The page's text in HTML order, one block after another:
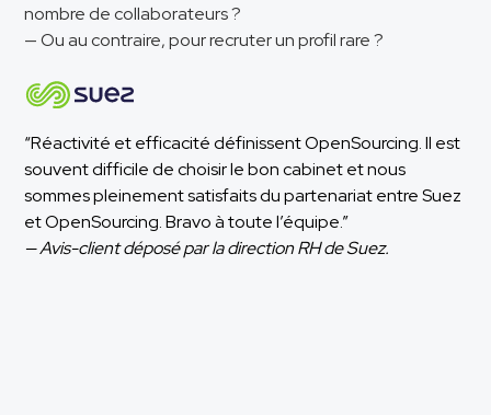
nombre de collaborateurs ?
— Ou au contraire, pour recruter un profil rare ?
“Réactivité et efficacité définissent OpenSourcing. Il est
souvent difficile de choisir le bon cabinet et nous
sommes pleinement satisfaits du partenariat entre Suez
et OpenSourcing. Bravo à toute l’équipe.”
— Avis-client déposé par la direction RH de Suez.